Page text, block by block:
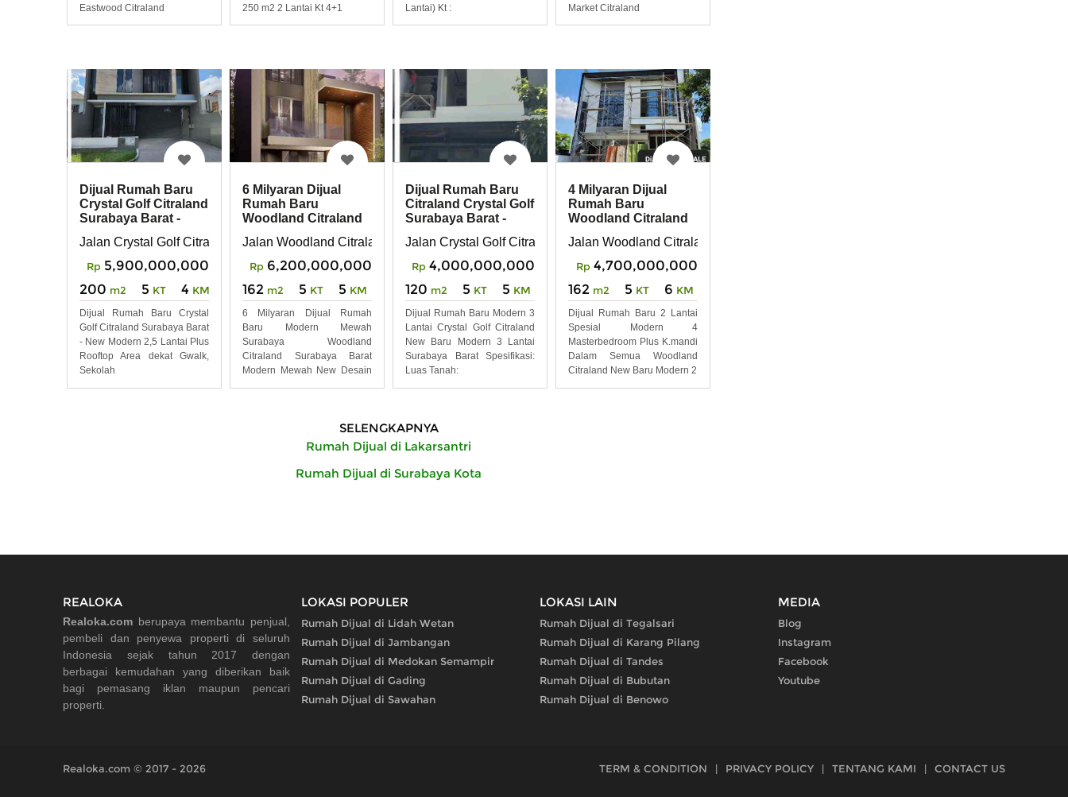
Eastwood Citraland
250 m2 2 Lantai Kt 4+1
Lantai) Kt :
Market Citraland
Dijual Rumah Baru
Crystal Golf Citraland
Surabaya Barat -
Jalan Crystal Golf Citraland
Rp 5,900,000,000
200 m2 5 KT 4 KM
Dijual Rumah Baru Crystal
Golf Citraland Surabaya Barat
- New Modern 2,5 Lantai Plus
Rooftop Area dekat Gwalk,
Sekolah
6 Milyaran Dijual
Rumah Baru
Woodland Citraland
Moder
Jalan Woodland Citraland
Rp 6,200,000,000
162 m2 5 KT 5 KM
6 Milyaran Dijual Rumah
Baru Modern Mewah
Surabaya Woodland
Citraland Surabaya Barat
Modern Mewah New Desain
Dijual Rumah Baru
Citraland Crystal Golf
Surabaya Barat -
Jalan Crystal Golf Citraland
Rp 4,000,000,000
120 m2 5 KT 5 KM
Dijual Rumah Baru Modern 3
Lantai Crystal Golf Citraland
New Baru Modern 3 Lantai
Surabaya Barat Spesifikasi:
Luas Tanah:
4 Milyaran Dijual
Rumah Baru
Woodland Citraland
Jalan Woodland Citraland
Rp 4,700,000,000
162 m2 5 KT 6 KM
Dijual Rumah Baru 2 Lantai
Spesial Modern 4
Masterbedroom Plus K.mandi
Dalam Semua Woodland
Citraland New Baru Modern 2
SELENGKAPNYA
Rumah Dijual di Lakarsantri
Rumah Dijual di Surabaya Kota
REALOKA
Realoka.com berupaya membantu penjual,
pembeli dan penyewa properti di seluruh
Indonesia sejak tahun 2017 dengan
berbagai kemudahan yang diberikan baik
bagi pemasang iklan maupun pencari
properti.
LOKASI POPULER
Rumah Dijual di Lidah Wetan
Rumah Dijual di Jambangan
Rumah Dijual di Medokan Semampir
Rumah Dijual di Gading
Rumah Dijual di Sawahan
LOKASI LAIN
Rumah Dijual di Tegalsari
Rumah Dijual di Karang Pilang
Rumah Dijual di Tandes
Rumah Dijual di Bubutan
Rumah Dijual di Benowo
MEDIA
Blog
Instagram
Facebook
Youtube
Realoka.com © 2017 - 2026 TERM & CONDITION | PRIVACY POLICY | TENTANG KAMI | CONTACT US